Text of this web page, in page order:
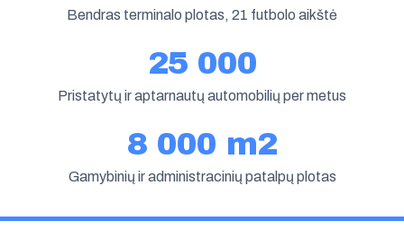
Bendras terminalo plotas, 21 futbolo aikštė
25 000
Pristatytų ir aptarnautų automobilių per metus
8 000 m2
Gamybinių ir administracinių patalpų plotas